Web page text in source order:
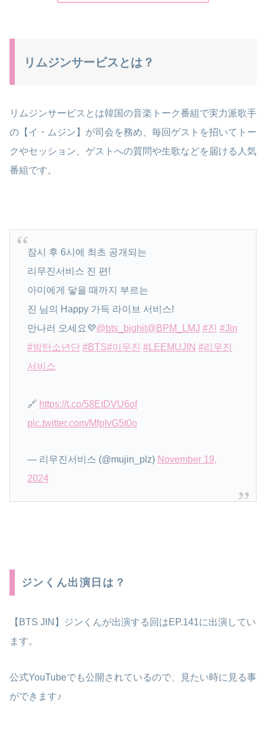
リムジンサービスとは？
リムジンサービスとは韓国の音楽トーク番組で実力派歌手
の【イ・ムジン】が司会を務め、毎回ゲストを招いてトー
クやセッション、ゲストへの質問や生歌などを届ける人気
番組です。
잠시 후 6시에 최초 공개되는
리무진서비스 진 편!
아미에게 닿을 때까지 부르는
진 님의 Happy 가득 라이브 서비스!
만나러 오세요💜@bts_bighit@BPM_LMJ #진 #Jin
#방탄소년단 #BTS#이무진 #LEEMUJIN #리무진
서비스
🔗 https://t.co/58EtDVU6of
pic.twitter.com/MfpIvG5t0o
— 리무진서비스 (@mujin_plz) November 19,
2024
ジンくん出演日は？
【BTS JIN】ジンくんが出演する回はEP.141に出演してい
ます。
公式YouTubeでも公開されているので、見たい時に見る事
ができます♪